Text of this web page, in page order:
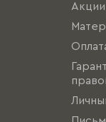
Акции